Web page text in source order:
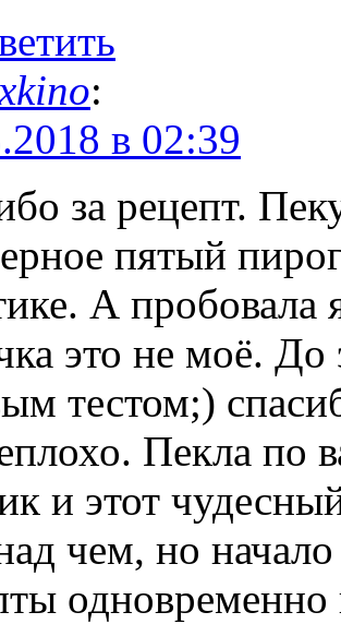
:
в 02:39
за рецепт.
пятый
А пробовала
это не моё. До
тестом;)
Пекла по
и этот
чем, но
одновременно